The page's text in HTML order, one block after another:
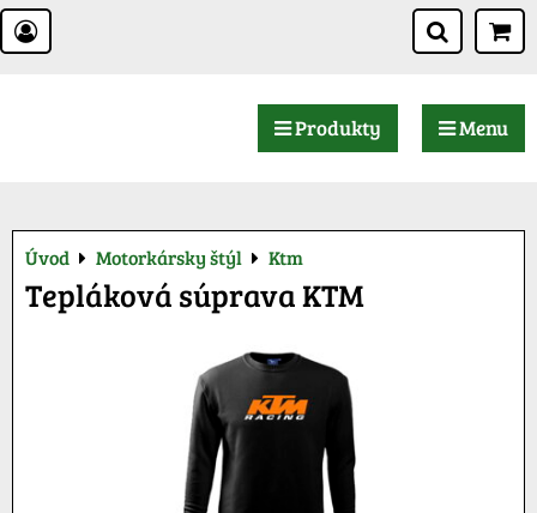
Produkty Menu
Úvod Motorkársky štýl Ktm
Tepláková súprava KTM